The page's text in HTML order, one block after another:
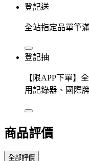
登記送
全站指定品單筆
登記抽
【限APP下單】
用記錄器、國際
商品評價
全部評價